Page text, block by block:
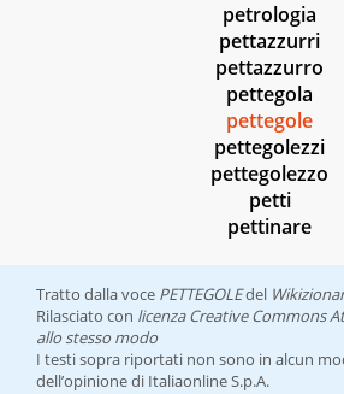
petrologia
pettazzurri
pettazzurro
pettegola
pettegole
pettegolezzi
pettegolezzo
petti
pettinare
Tratto dalla voce PETTEGOLEdel
Rilasciato con licenza Creative Commons
allo stesso modo
I testi sopra riportati non sono in alcun
dell’opinione di Italiaonline S.p.A.